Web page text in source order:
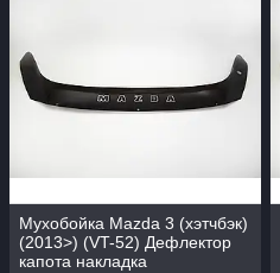
Мухобойка Mazda 3 (хэтчбэк)
(2013>) (VT-52) Дефлектор
капота накладка